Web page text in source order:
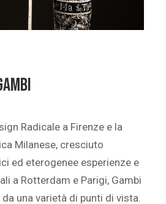
Radicale a Firenze e la
Milanese, cresciuto
ed eterogenee esperienze e
a Rotterdam e Parigi, Gambi
una varietà di punti di vista.